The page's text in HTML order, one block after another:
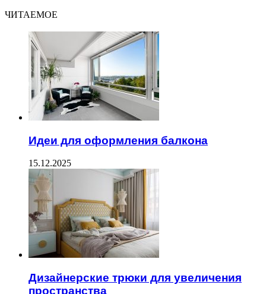
ЧИТАЕМОЕ
Идеи для оформления балкона
15.12.2025
Дизайнерские трюки для увеличения
пространства